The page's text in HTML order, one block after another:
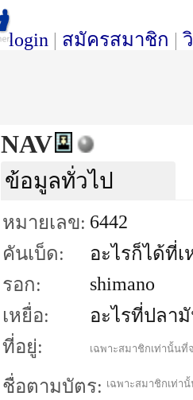
login | สมัครสมาชิก |
NAV
ข้อมูลทั่วไป
หมายเลข: 6442
คันเบ็ด:
อะไรก็ได้ที่เ
รอก:
shimano
เหยื่อ:
อะไรที่ปลา
ที่อยู่:
เฉพาะสมาชิกเท่านั้นที่
ชื่อตามบัตร: เฉพาะสมาชิกเท่า